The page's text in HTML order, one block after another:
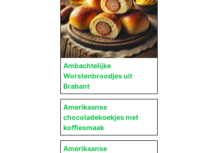
Ambachtelijke
Worstenbroodjes uit
Brabant
Amerikaanse
chocoladekoekjes met
koffiesmaak
Amerikaanse